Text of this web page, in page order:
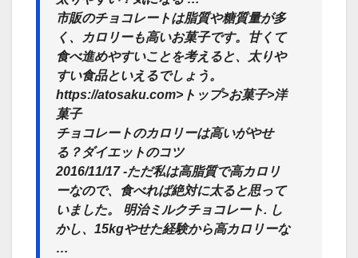
市販のチョコレートは脂質や糖質量が多
く、カロリーも高いお菓子です。甘くて
食べ進めやすいことを考えると、太りや
すい食品といえるでしょう。
https://atosaku.com>トップ>お菓子>洋
菓子
チョコレートのカロリーは高いがやせ
る？ダイエットのコツ
2016/11/17 -ただ私は高脂質で高カロリ
ーなので、食べれば絶対に太ると思って
いました。 明治ミルクチョコレート. し
かし、15kgやせた経験から高カロリーな
…